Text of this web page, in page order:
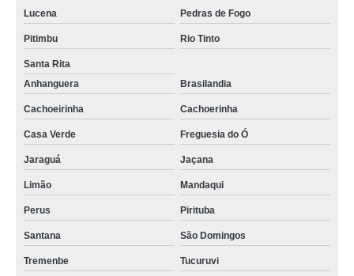
Lucena Pedras de Fogo
Pitimbu Rio Tinto
Santa Rita
Anhanguera
Brasilandia
Cachoeirinha Cachoerinha
Casa Verde Freguesia do Ó
Jaraguá Jaçana
Limão Mandaqui
Perus Pirituba
Santana São Domingos
Tremenbe Tucuruvi